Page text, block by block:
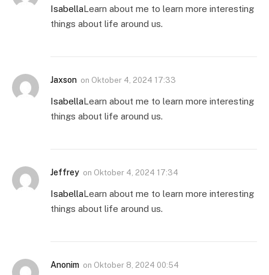
IsabellaLearn about me to learn more interesting
things about life around us.
Jaxson on Oktober 4, 2024 17:33
IsabellaLearn about me to learn more interesting
things about life around us.
Jeffrey on Oktober 4, 2024 17:34
IsabellaLearn about me to learn more interesting
things about life around us.
Anonim on Oktober 8, 2024 00:54